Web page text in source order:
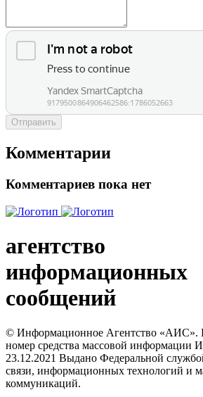
Отправить
Комментарии
Комментариев пока нет
агентство
информационных
сообщений
© Информационное Агентство «АИС».
номер средства массовой
23.12.2021 Выдано Федеральной
связи, информационных технологий и
коммуникаций.